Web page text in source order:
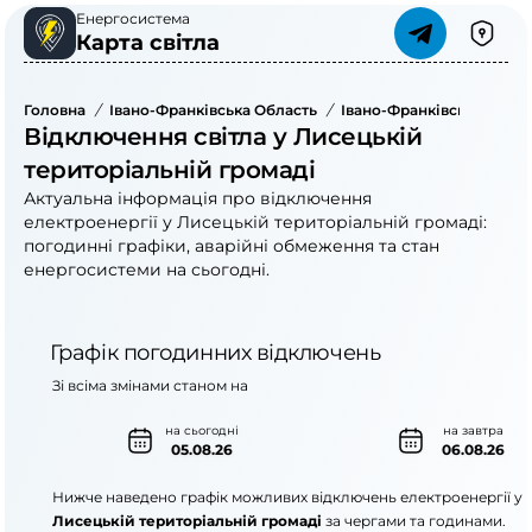
Енергосистема
Карта світла
Головна / Івано-Франківська Область / Івано-Франківський
Відключення світла у Лисецькій
територіальній громаді
Актуальна інформація про відключення
електроенергії у Лисецькій територіальній громаді:
погодинні графіки, аварійні обмеження та стан
енергосистеми на сьогодні.
Графік погодинних відключень
на сьогодні
05.08.26
на завтра
06.08.26
Зі всіма змінами станом на
Нижче наведено графік можливих відключень електроенергії у
Лисецькій територіальній громаді за чергами та годинами.